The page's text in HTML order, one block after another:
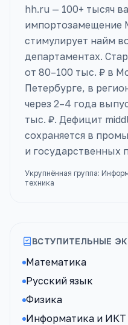
hh.ru — 100+ тысяч
импортозамещение
стимулирует найм
департаментах.
от 80–100 тыс. ₽ в
Петербурге, в
через 2–4 года
тыс. ₽. Дефицит
сохраняется в
и государственных
Укрупнённая группа:
техника
ВСТУПИТЕЛЬНЫЕ
Математика
Русский язык
Физика
Информатика и ИКТ